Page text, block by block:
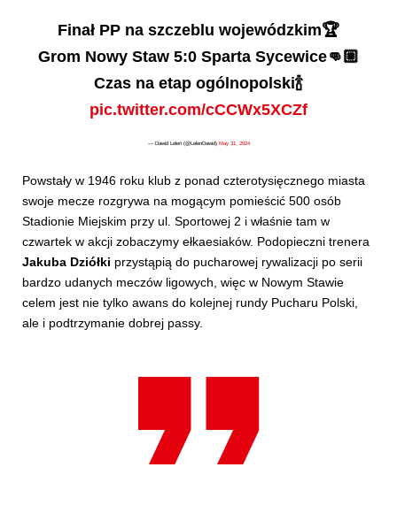
Finał PP na szczeblu wojewódzkim🏆
Grom Nowy Staw 5:0 Sparta Sycewice👊🏼
Czas na etap ogólnopolski🍾
pic.twitter.com/cCCWx5XCZf
— Dawid Leleń (@LelenDawid) May 31, 2024
Powstały w 1946 roku klub z ponad czterotysięcznego miasta
swoje mecze rozgrywa na mogącym pomieścić 500 osób
Stadionie Miejskim przy ul. Sportowej 2 i właśnie tam w
czwartek w akcji zobaczymy ełkaesiaków. Podopieczni trenera
Jakuba Dziółki przystąpią do pucharowej rywalizacji po serii
bardzo udanych meczów ligowych, więc w Nowym Stawie
celem jest nie tylko awans do kolejnej rundy Pucharu Polski,
ale i podtrzymanie dobrej passy.